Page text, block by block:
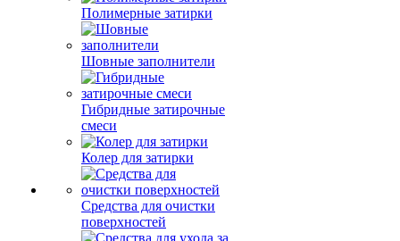
Полимерные затирки
Шовные заполнители
Гибридные затирочные
смеси
Колер для затирки
Средства для очистки
поверхностей